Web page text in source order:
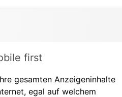
first
gesamten Anzeigeninhalte
egal auf welchem